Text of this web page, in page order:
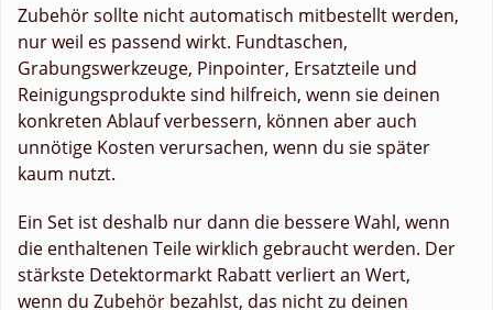
Zubehör sollte nicht automatisch mitbestellt werden,
nur weil es passend wirkt. Fundtaschen,
Grabungswerkzeuge, Pinpointer, Ersatzteile und
Reinigungsprodukte sind hilfreich, wenn sie deinen
konkreten Ablauf verbessern, können aber auch
unnötige Kosten verursachen, wenn du sie später
kaum nutzt.
Ein Set ist deshalb nur dann die bessere Wahl, wenn
die enthaltenen Teile wirklich gebraucht werden. Der
stärkste Detektormarkt Rabatt verliert an Wert,
wenn du Zubehör bezahlst, das nicht zu deinen